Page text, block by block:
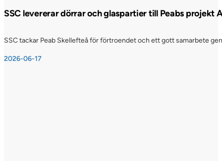
SSC levererar dörrar och glaspartier till Peabs projekt
SSC tackar Peab Skellefteå för förtroendet och ett gott samarbete
2026-06-17